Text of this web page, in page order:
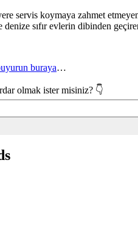
servis koymaya zahmet
sıfır evlerin dibinden
buraya…
olmak ister misiniz? 👇